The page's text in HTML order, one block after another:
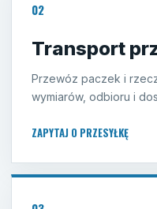
02
Transport
Przewóz paczek i
wymiarów, odbioru i
ZAPYTAJ O PRZESYŁKĘ